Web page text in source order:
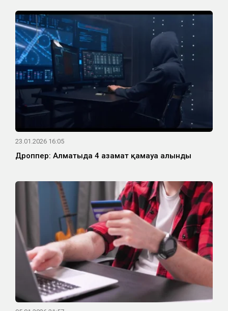
23.01.2026 16:05
Дроппер: Алматыда 4 азамат қамауға алынды